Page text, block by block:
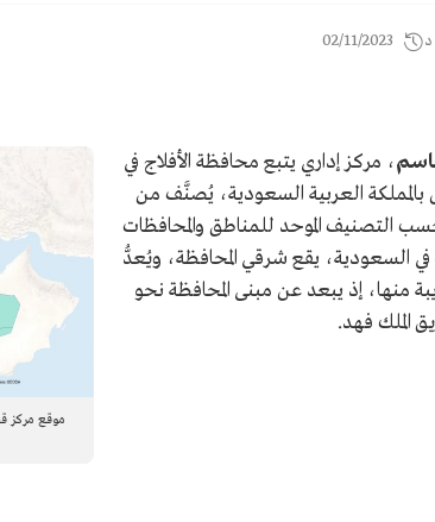
02/11/2023
موقع مركز
، مركز إداري يتبع محافظة الأفلاج في
بالمملكة العربية السعودية، يُصنَّف من
التصنيف الموحد للمناطق والمحافظات
في السعودية، يقع شرقي المحافظة، ويُعدُّ
منها، إذ يبعد عن مبنى المحافظة نحو